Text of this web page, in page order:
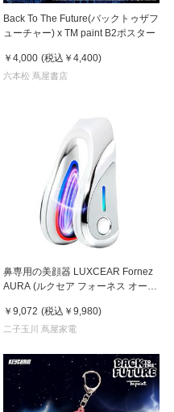
Back To The Future(バックトゥザフ
ューチャー) x TM paint B2ポスター
￥4,000 (税込 ￥4,400)
六本松 蔦屋書店
鼻専用の美顔器 LUXCEAR Fornez
AURA (ルクセア フォーネス オー
￥9,072 (税込 ￥9,980)
二子玉川 蔦屋家電